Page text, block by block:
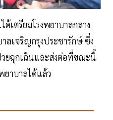
เตรียมโรงพยาบาลกลาง
ลเจริญกรุงประชารักษ์ ซึ่ง
วยฉุกเฉินและส่งต่อที่ขณะนี้
ยาบาลได้แล้ว